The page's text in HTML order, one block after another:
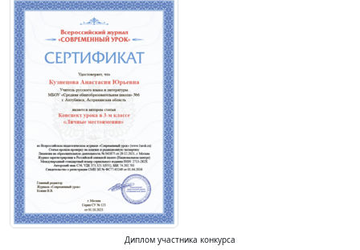
Диплом участника конкурса